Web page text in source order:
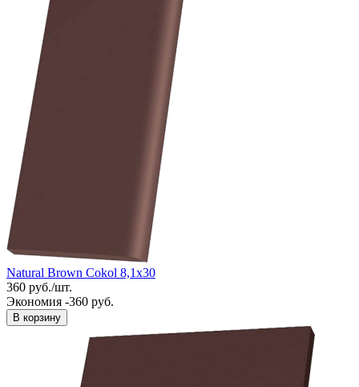
Natural Brown Cokol 8,1x30
360 руб./шт.
Экономия -360 руб.
В корзину